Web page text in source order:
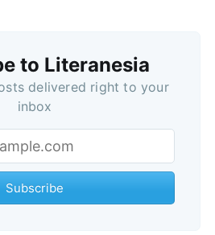
to Literanesia
delivered right to your
inbox
Subscribe